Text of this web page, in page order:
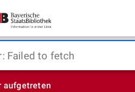
Failed to fetch
aufgetreten